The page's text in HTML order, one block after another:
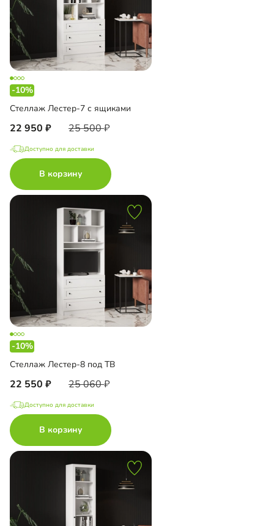
-10%
Стеллаж Лестер-7 с ящиками
22 950 25 500
Доступно для доставки
В корзину
-10%
Стеллаж Лестер-8 под ТВ
22 550 25 060
Доступно для доставки
В корзину